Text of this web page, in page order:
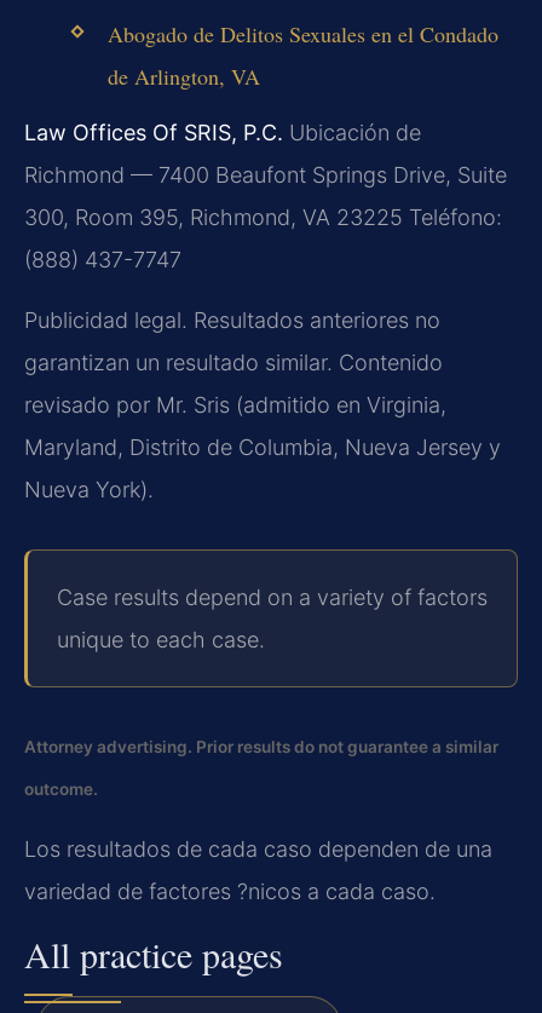
Abogado de Delitos Sexuales en el Condado
de Arlington, VA
Law Offices Of SRIS, P.C. Ubicación de
Richmond — 7400 Beaufont Springs Drive, Suite
300, Room 395, Richmond, VA 23225 Teléfono:
(888) 437-7747
Publicidad legal. Resultados anteriores no
garantizan un resultado similar. Contenido
revisado por Mr. Sris (admitido en Virginia,
Maryland, Distrito de Columbia, Nueva Jersey y
Nueva York).
Case results depend on a variety of factors
unique to each case.
Attorney advertising. Prior results do not guarantee a similar
outcome.
Los resultados de cada caso dependen de una
variedad de factores ?nicos a cada caso.
All practice pages